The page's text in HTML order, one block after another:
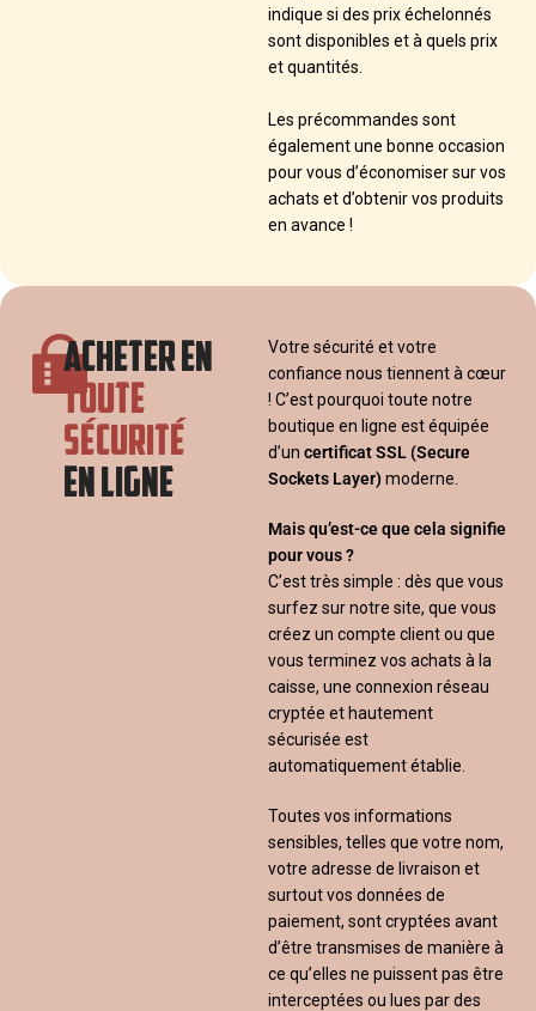
indique si des prix échelonnés
sont disponibles et à quels prix
et quantités.
Les précommandes sont
également une bonne occasion
pour vous d’économiser sur vos
achats et d’obtenir vos produits
en avance !
ACHETER EN
TOUTE
SÉCURITÉ
EN LIGNE
Votre sécurité et votre
confiance nous tiennent à cœur
! C’est pourquoi toute notre
boutique en ligne est équipée
d’un certificat SSL (Secure
Sockets Layer) moderne.
Mais qu’est-ce que cela signifie
pour vous ?
C’est très simple : dès que vous
surfez sur notre site, que vous
créez un compte client ou que
vous terminez vos achats à la
caisse, une connexion réseau
cryptée et hautement
sécurisée est
automatiquement établie.
Toutes vos informations
sensibles, telles que votre nom,
votre adresse de livraison et
surtout vos données de
paiement, sont cryptées avant
d’être transmises de manière à
ce qu’elles ne puissent pas être
interceptées ou lues par des